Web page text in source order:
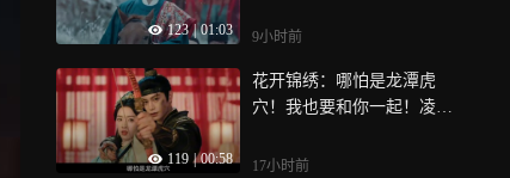
123 | 01:03 9小时前
119 | 00:58
花开锦绣：哪怕是龙潭虎
穴！我也要和你一起！凌芸
17小时前